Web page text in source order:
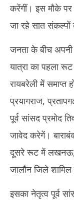
करेंगीं। इस मौके
जा रहे सात संकल्पों
जनता के बीच
यात्रा का पहला
रायबरेली में समाप्त
प्रयागराज,
पूर्व सांसद प्रमोद
जावेद करेगें।
दूसरे रूट में लखनऊ,
जालौन जिले शामिल
इसका नेतृत्व पूर्व